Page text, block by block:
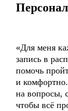
«Для меня
запись в
помочь
и комфортно.
на вопросы,
чтобы всё